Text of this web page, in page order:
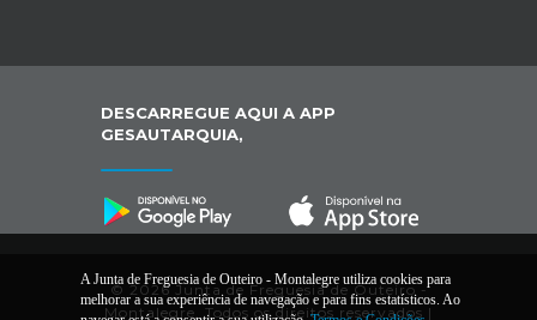
DESCARREGUE AQUI A APP
GESAUTARQUIA,
© 2026 Junta de Freguesia de Outeiro -
Montalegre. Todos os direitos reservados |
A Junta de Freguesia de Outeiro - Montalegre utiliza cookies para
melhorar a sua experiência de navegação e para fins estatísticos. Ao